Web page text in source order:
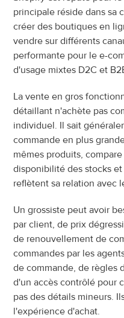
principale réside dans sa
créer des boutiques en
vendre sur différents
performante pour le e-
d'usage mixtes D2C et
La vente en gros
détaillant n'achète pas
individuel. Il sait
commande en plus
mêmes produits,
disponibilité des stocks
reflètent sa relation avec
Un grossiste peut avoir
par client, de prix
de renouvellement de
commandes par les
de commande, de règles
d'un accès contrôlé pour
pas des détails mineurs.
l'expérience d'achat.